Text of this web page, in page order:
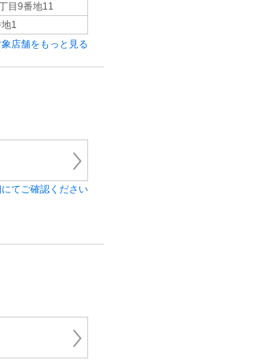
目9番地11
1
店舗をもっと見る
てご確認ください